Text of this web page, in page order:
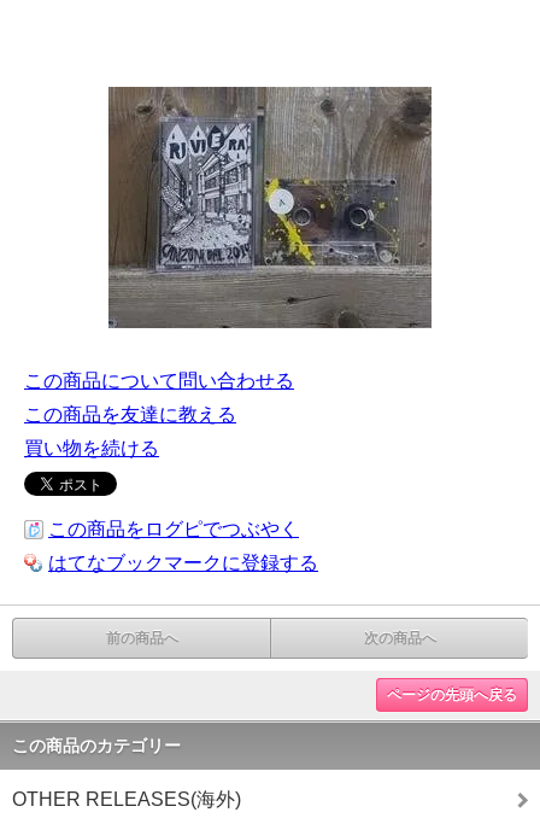
この商品について問い合わせる
この商品を友達に教える
買い物を続ける
この商品をログピでつぶやく
はてなブックマークに登録する
前の商品へ 次の商品へ
ページの先頭へ戻る
この商品のカテゴリー
OTHER RELEASES(海外)